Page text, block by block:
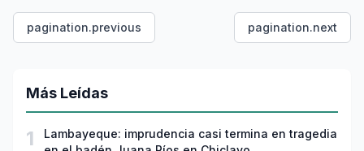
pagination.previous pagination.next
Más Leídas
1
Lambayeque: imprudencia casi termina en tragedia